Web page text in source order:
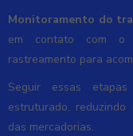
Monitoramento do
em contato com o
rastreamento para
Seguir essas
estruturado,
das mercadorias.